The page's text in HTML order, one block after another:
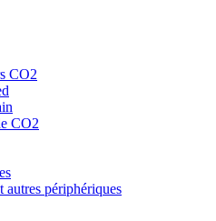
CO2
CO2
autres périphériques